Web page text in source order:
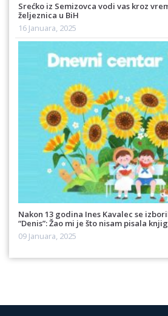
Srećko iz Semizovca vodi vas kroz
željeznica u BiH
16 Januara, 2025
Nakon 13 godina Ines Kavalec se
“Denis”: Žao mi je što nisam pisala
09 Januara, 2025